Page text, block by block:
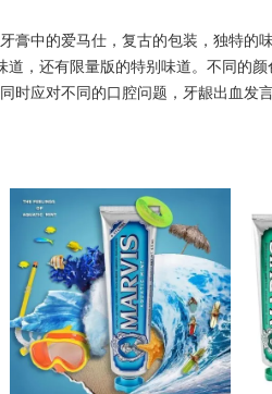
牙膏中的爱马仕，复古的包装，独特的
道，还有限量版的特别味道。不同的
时应对不同的口腔问题，牙龈出血发